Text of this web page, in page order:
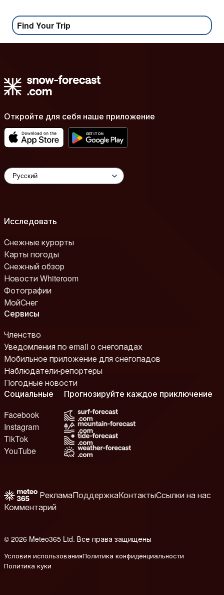
Find Your Trip
Откройте для себя наше приложение
Исследовать
Снежные курорты
Карты погоды
Снежный обзор
Новости Whiteroom
Фотографии
МойСнег
Сервисы
Членство
Уведомления по email о снегопадах
Мобильное приложение для снегопадов
Наблюдатели-репортеры
Погодные новости
Социальные
Facebook
Instagram
TikTok
YouTube
Прогнозируйте каждое приключение
РекламаПоддержкаКонтактыСсылки на нас
Комментарий
© 2026 Meteo365 Ltd. Все права защищены
Условия использованияПолитика конфиденциальности
Политика куки